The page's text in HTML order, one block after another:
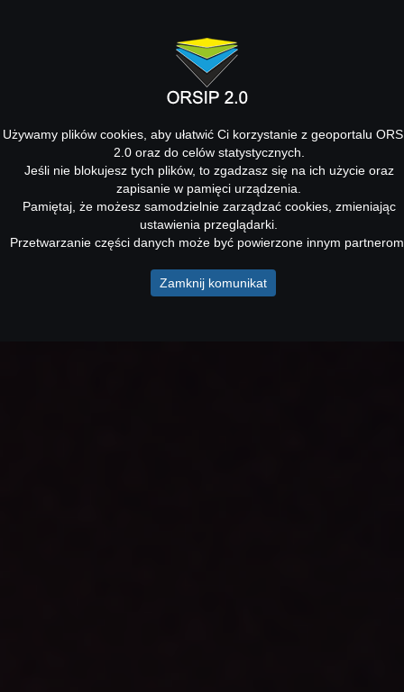
Używamy plików cookies, aby ułatwić Ci korzystanie z geoportalu
2.0 oraz do celów statystycznych.
Jeśli nie blokujesz tych plików, to zgadzasz się na ich użycie oraz
zapisanie w pamięci urządzenia.
Pamiętaj, że możesz samodzielnie zarządzać cookies, zmieniając
ustawienia przeglądarki.
Przetwarzanie części danych może być powierzone innym
Zamknij komunikat